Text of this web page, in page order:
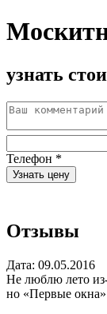
узнать
Телефон *
Узнать цену
Отзывы
Дата: 09.05.2016
Не люблю лето из-
но «Первые окна»